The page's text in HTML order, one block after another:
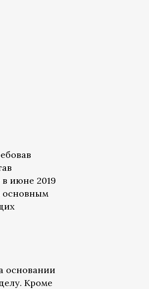
июне 2019
основным
основании
Кроме